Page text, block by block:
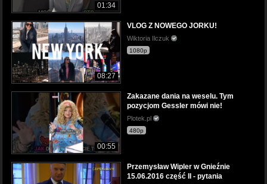
01:34
08:27
VLOG Z NOWEGO JORKU!
Wiktoria Ilczuk
1080p
00:55
Zakazane dania na weselu. Tym
pozycjom Gessler mówi nie!
Plotek.pl
480p
Przemysław Wipler w Gnieźnie
15.06.2016 część II - pytania